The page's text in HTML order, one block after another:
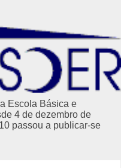
Escola Básica e
4 de dezembro de
passou a publicar-se